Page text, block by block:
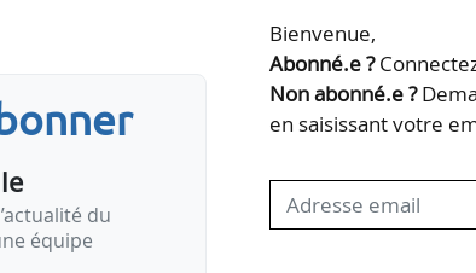
de 17,5 % dans NextDecade en trois
du
équipe
Bienvenue,
Abonné.e ?
Non abonné.e ?
en saisissant votre